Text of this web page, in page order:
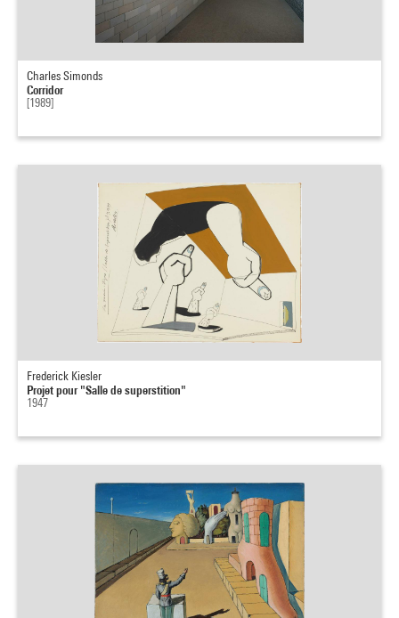
Charles Simonds
Corridor
[1989]
Frederick Kiesler
Projet pour "Salle de superstition"
1947